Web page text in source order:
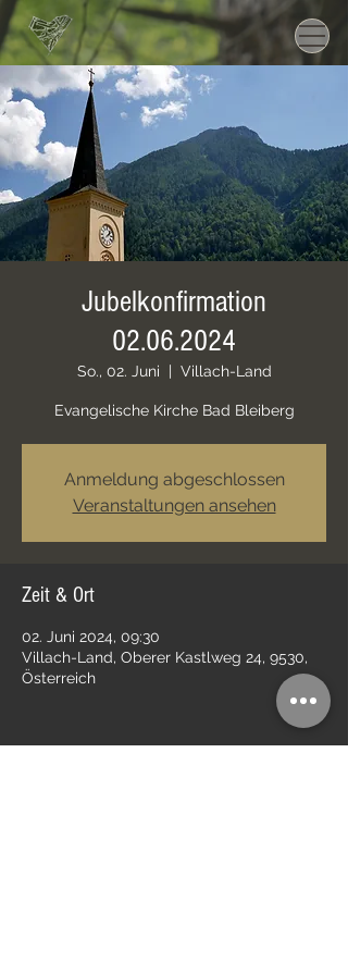
Jubelkonfirmation
02.06.2024
So., 02. Juni
  |
Villach-Land
Evangelische Kirche Bad Bleiberg
Anmeldung abgeschlossen
Veranstaltungen ansehen
Zeit & Ort
02. Juni 2024, 09:30
Villach-Land, Oberer Kastlweg 24, 9530,
Österreich